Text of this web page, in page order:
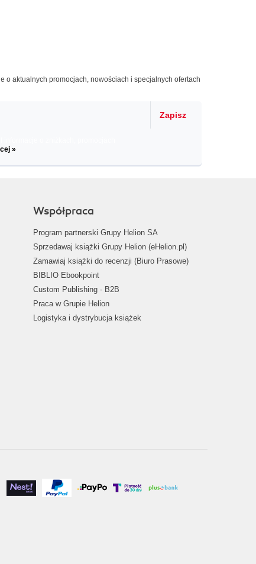
o aktualnych promocjach, nowościach i specjalnych ofertach
Zapisz
»
Współpraca
Program partnerski Grupy Helion SA
Sprzedawaj książki Grupy Helion (eHelion.pl)
Zamawiaj książki do recenzji (Biuro Prasowe)
BIBLIO Ebookpoint
Custom Publishing - B2B
Praca w Grupie Helion
Logistyka i dystrybucja książek